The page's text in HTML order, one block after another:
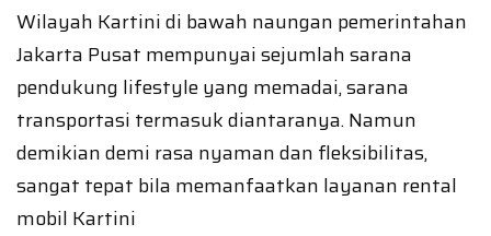
Wilayah Kartini di bawah naungan pemerintahan
Jakarta Pusat mempunyai sejumlah sarana
pendukung lifestyle yang memadai, sarana
transportasi termasuk diantaranya. Namun
demikian demi rasa nyaman dan fleksibilitas,
sangat tepat bila memanfaatkan layanan rental
mobil Kartini